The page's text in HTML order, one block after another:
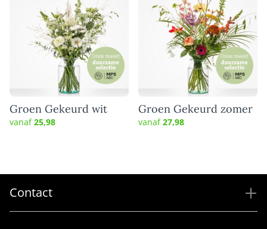
Groen Gekeurd wit
vanaf25,98
Groen Gekeurd zomer
vanaf27,98
Contact